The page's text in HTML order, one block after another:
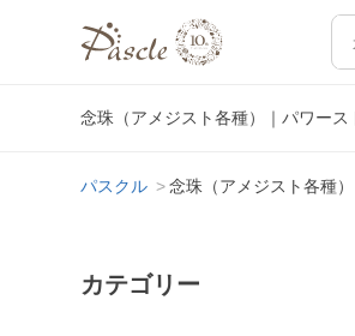
念珠（アメジスト各種）｜パワー
パスクル 念珠（アメジスト各種）
カテゴリー